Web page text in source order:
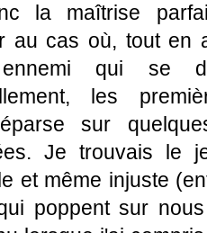
la maîtrise
au cas où, tout en
ennemi qui se
les
sur
Je trouvais le
et même injuste
poppent sur